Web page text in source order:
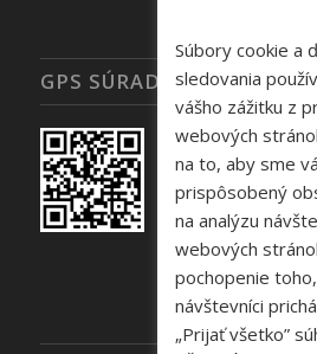
GPS SÚRADNICE
Súbory cookie a
sledovania
vášho zážitku z
webových
na to, aby sme
prispôsobený
na analýzu
webových
pochopenie
návštevníci
„Prijať všetko”